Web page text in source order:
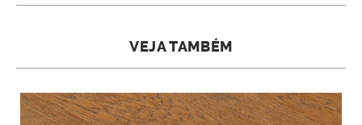
VEJA TAMBÉM